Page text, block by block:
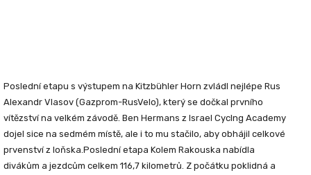
Poslední etapu s výstupem na Kitzbühler Horn zvládl nejlépe Rus
Alexandr Vlasov (Gazprom-RusVelo), který se dočkal prvního
vítězství na velkém závodě. Ben Hermans z Israel Cyclng Academy
dojel sice na sedmém místě, ale i to mu stačilo, aby obhájil celkové
prvenství z loňska. Poslední etapa Kolem Rakouska nabídla
divákům a jezdcům celkem 116,7 kilometrů. Z počátku poklidná a